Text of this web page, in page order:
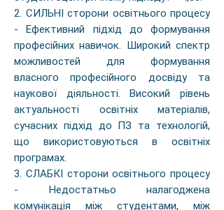
2. СИЛЬНІ сторони освітнього процесу
- Ефективний підхід до формування
професійних навичок. Широкий спектр
можливостей для формування
власного професійного досвіду та
наукової діяльності. Високий рівень
актуальності освітніх матеріалів,
сучасних підхід до ПЗ та технологій,
що використовуються в освітніх
програмах.
3. СЛАБКІ сторони освітнього процесу
- Недостатньо налагоджена
комунікація між студентами, між